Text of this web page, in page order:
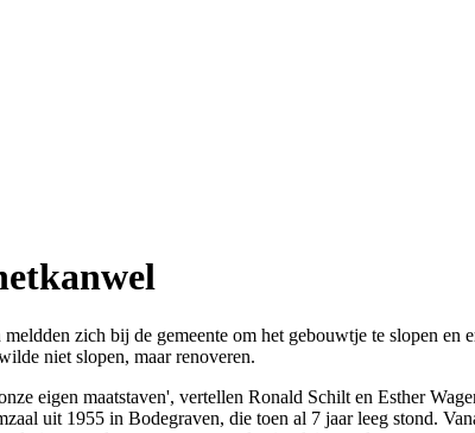
zich bij de gemeente om het gebouwtje te slopen en
niet slopen, maar renoveren.
eigen maatstaven', vertellen Ronald Schilt en Esther
uit 1955 in Bodegraven, die toen al 7 jaar leeg stond.